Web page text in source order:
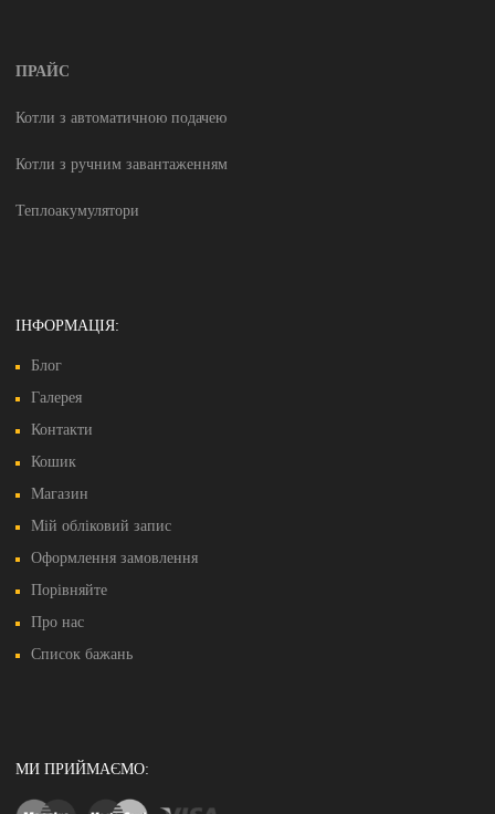
ПРАЙС
Котли з автоматичною подачею
Котли з ручним завантаженням
Теплоакумулятори
ІНФОРМАЦІЯ:
Блог
Галерея
Контакти
Кошик
Магазин
Мій обліковий запис
Оформлення замовлення
Порівняйте
Про нас
Список бажань
МИ ПРИЙМАЄМО: